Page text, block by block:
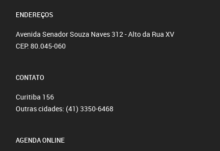
ENDEREÇOS
Avenida Senador Souza Naves 312 - Alto da Rua XV
CEP: 80.045-060
CONTATO
Curitiba 156
Outras cidades: (41) 3350-6468
AGENDA ONLINE